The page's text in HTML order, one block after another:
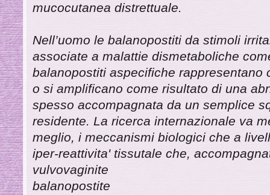
mucocutanea distrettuale.
Nell’uomo le balanopostiti da stimoli
associate a malattie dismetaboliche
balanopostiti aspecifiche rappresentano
o si amplificano come risultato di una
spesso accompagnata da un semplice
residente. La ricerca internazionale va
meglio, i meccanismi biologici che a
iper-reattivita' tissutale che,
vulvovaginite
balanopostite